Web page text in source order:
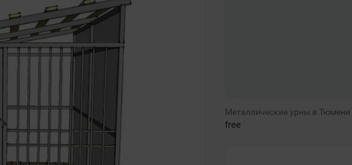
Металлические урны в Тюмени
free